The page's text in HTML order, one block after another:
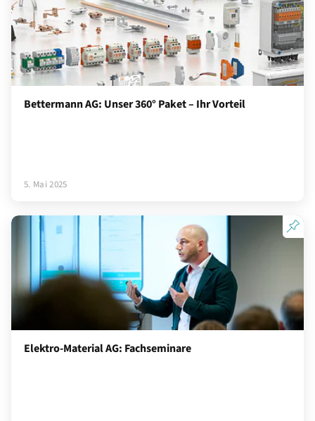
Bettermann AG: Unser 360° Paket – Ihr Vorteil
5. Mai 2025
Elektro-Material AG: Fachseminare